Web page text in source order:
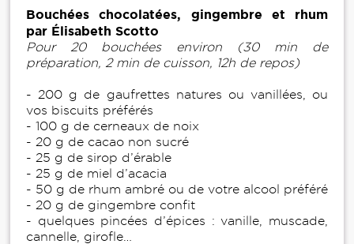
Bouchées chocolatées, gingembre et rhum
par Élisabeth Scotto
Pour 20 bouchées environ (30 min de
préparation, 2 min de cuisson, 12h de repos)
- 200 g de gaufrettes natures ou vanillées, ou
vos biscuits préférés
- 100 g de cerneaux de noix
- 20 g de cacao non sucré
- 25 g de sirop d’érable
- 25 g de miel d’acacia
- 50 g de rhum ambré ou de votre alcool préféré
- 20 g de gingembre confit
- quelques pincées d’épices : vanille, muscade,
cannelle, girofle…